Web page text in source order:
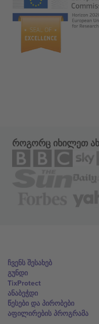
როგორც იხილეთ
ჩვენს შესახებ
გუნდი
TixProtect
ანაბეჭდი
წესები და პირობები
აფილირების პროგრამა